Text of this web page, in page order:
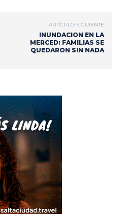
ARTÍCULO SIGUIENTE
INUNDACION EN LA
MERCED: FAMILIAS SE
QUEDARON SIN NADA